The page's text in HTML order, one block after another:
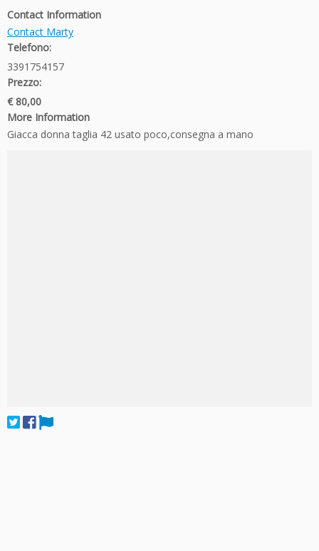
Contact Information
Contact Marty
Telefono:
3391754157
Prezzo:
€ 80,00
More Information
Giacca donna taglia 42 usato poco,consegna a mano